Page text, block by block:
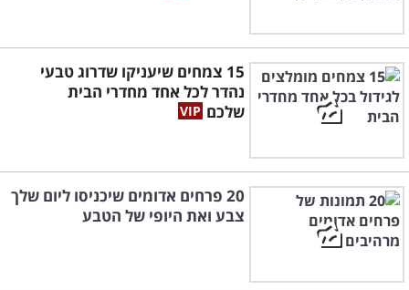
15 צמחים שיעניקו שדרוג טבעי
נהדר לכל אחד מחדרי הבית
שלכם
20 פרחים אדומים שיכניסו ליום שלך
צבע ואת היופי של הטבע